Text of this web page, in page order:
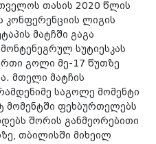
თასის 2020 წლის
კონფერენციის ლიგის
მატჩში გაგა
სუტიესკას
გოლი მე-17 წუთზე
მთელი მატჩის
საგოლე მომენტი
მომენტში ფეხბურთელებს
შორის განმეორებითი
თბილისში მიხეილ